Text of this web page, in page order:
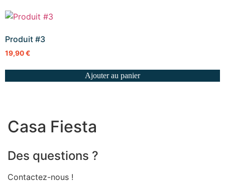
Produit #3
19,90€
Ajouter au panier
Casa Fiesta
Des questions ?
Contactez-nous !